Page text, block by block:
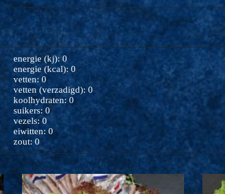
energie (kj): 0
energie (kcal): 0
vetten: 0
vetten (verzadigd): 0
koolhydraten: 0
suikers: 0
vezels: 0
eiwitten: 0
zout: 0